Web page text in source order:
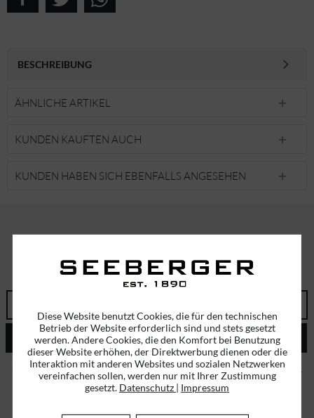
BESCHREIBUNG
ÄHNLICHE ARTIKEL
KUNDEN KAUFTEN AUCH
KUNDEN HABEN SICH EBENFALLS ANGESEHEN
ERHALTEN SIE EINMALIG EINEN 5 EURO GUTSCHEIN
ABSENDEN
Ich habe dieDatenschutzbestimmungenzur Kenntnis genommen.
Diese Website benutzt Cookies, die für den technischen
Betrieb der Website erforderlich sind und stets gesetzt
werden. Andere Cookies, die den Komfort bei Benutzung
dieser Website erhöhen, der Direktwerbung dienen oder die
Interaktion mit anderen Websites und sozialen Netzwerken
vereinfachen sollen, werden nur mit Ihrer Zustimmung
gesetzt. Datenschutz | Impressum